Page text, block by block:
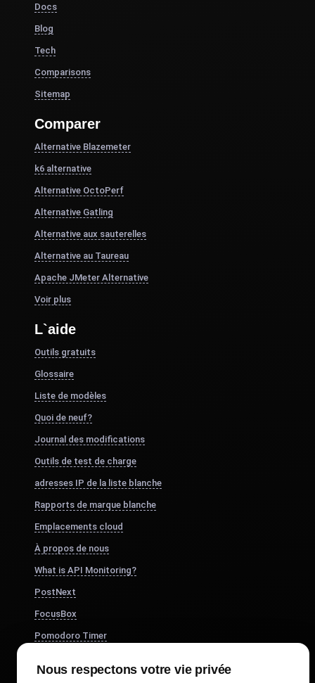
Docs
Blog
Tech
Comparisons
Sitemap
Comparer
Alternative Blazemeter
k6 alternative
Alternative OctoPerf
Alternative Gatling
Alternative aux sauterelles
Alternative au Taureau
Apache JMeter Alternative
Voir plus
L`aide
Outils gratuits
Glossaire
Liste de modèles
Quoi de neuf?
Journal des modifications
Outils de test de charge
adresses IP de la liste blanche
Rapports de marque blanche
Emplacements cloud
À propos de nous
What is API Monitoring?
PostNext
FocusBox
Pomodoro Timer
Nous respectons votre vie privée